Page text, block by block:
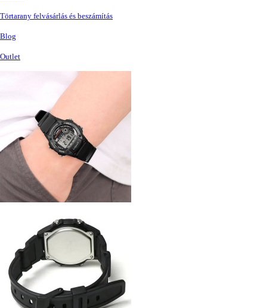
Törtarany felvásárlás és beszámítás
Blog
Outlet